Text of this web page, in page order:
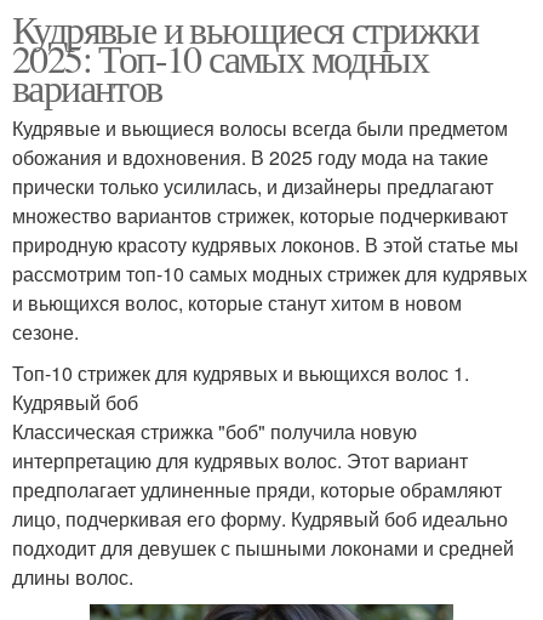
Кудрявые и вьющиеся стрижки
2025: Топ-10 самых модных
вариантов
Кудрявые и вьющиеся волосы всегда были предметом
обожания и вдохновения. В 2025 году мода на такие
прически только усилилась, и дизайнеры предлагают
множество вариантов стрижек, которые подчеркивают
природную красоту кудрявых локонов. В этой статье мы
рассмотрим топ-10 самых модных стрижек для кудрявых
и вьющихся волос, которые станут хитом в новом
сезоне.
Топ-10 стрижек для кудрявых и вьющихся волос 1.
Кудрявый боб
Классическая стрижка "боб" получила новую
интерпретацию для кудрявых волос. Этот вариант
предполагает удлиненные пряди, которые обрамляют
лицо, подчеркивая его форму. Кудрявый боб идеально
подходит для девушек с пышными локонами и средней
длины волос.